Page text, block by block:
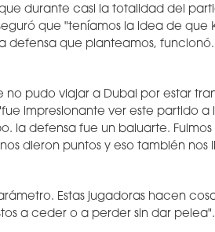
durante casi la totalidad del
que "teníamos la idea de que
defensa que planteamos, funcionó.
no pudo viajar a Dubai por estar
impresionante ver este partido a
la defensa fue un baluarte. Fuimos
dieron puntos y eso también nos
Estas jugadoras hacen
a ceder o a perder sin dar pelea".